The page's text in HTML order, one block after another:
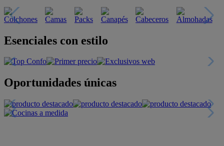
Esenciales con estilo
Oportunidades únicas